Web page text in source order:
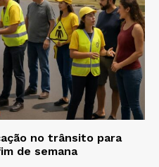
no trânsito para
de semana